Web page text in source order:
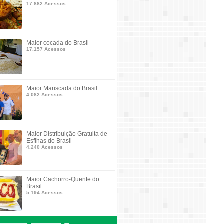
17.882 Acessos
Maior cocada do Brasil
17.157 Acessos
Maior Mariscada do Brasil
4.082 Acessos
Maior Distribuição Gratuita de
Esfihas do Brasil
4.240 Acessos
Maior Cachorro-Quente do
Brasil
5.194 Acessos